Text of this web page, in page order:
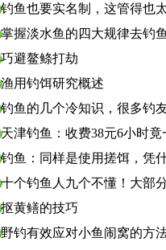
钓鱼也要实名制，这管得也
掌握淡水鱼的四大规律去钓鱼
巧避鳌鲦打劫
渔用钓饵研究概述
钓鱼的几个冷知识，很多钓
天津钓鱼：收费38元6小时
钓鱼：同样是使用搓饵，凭
十个钓鱼人九个不懂！大部
抠黄鳝的技巧
野钓有效应对小鱼闹窝的方